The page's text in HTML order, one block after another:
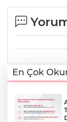
En Çok